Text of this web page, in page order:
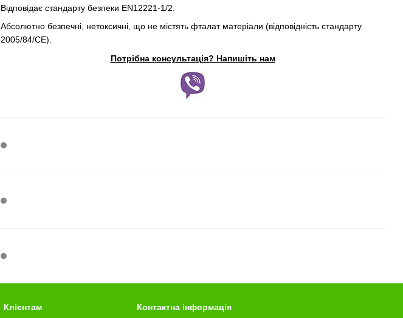
Відповідає стандарту безпеки EN12221-1/2.
Абсолютно безпечні, нетоксичні, що не містять фталат матеріали (відповідність стандарту
2005/84/CE).
Потрібна консультація? Напишіть нам
Клієнтам Контактна інформація